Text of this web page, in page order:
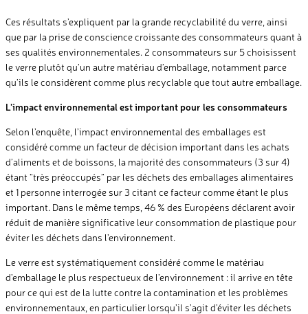
Ces résultats s’expliquent par la grande recyclabilité du verre, ainsi
que par la prise de conscience croissante des consommateurs quant à
ses qualités environnementales. 2 consommateurs sur 5 choisissent
le verre plutôt qu’un autre matériau d’emballage, notamment parce
qu’ils le considèrent comme plus recyclable que tout autre emballage.
L’impact environnemental est important pour les consommateurs
Selon l’enquête, l’impact environnemental des emballages est
considéré comme un facteur de décision important dans les achats
d’aliments et de boissons, la majorité des consommateurs (3 sur 4)
étant “très préoccupés” par les déchets des emballages alimentaires
et 1 personne interrogée sur 3 citant ce facteur comme étant le plus
important. Dans le même temps, 46 % des Européens déclarent avoir
réduit de manière significative leur consommation de plastique pour
éviter les déchets dans l’environnement.
Le verre est systématiquement considéré comme le matériau
d’emballage le plus respectueux de l’environnement : il arrive en tête
pour ce qui est de la lutte contre la contamination et les problèmes
environnementaux, en particulier lorsqu’il s’agit d’éviter les déchets